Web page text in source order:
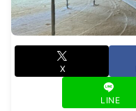
X
LINE